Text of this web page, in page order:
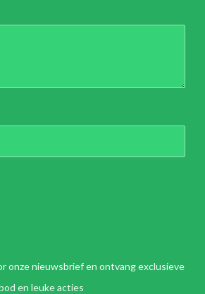
onze nieuwsbrief en ontvang exclusieve
en leuke acties